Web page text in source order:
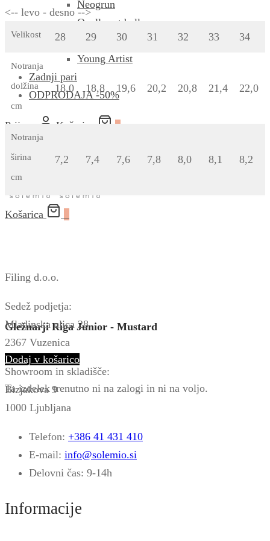
Neogrun
Quelle est belle
Rubens Barn
Young Artist
Zadnji pari
ODPRODAJA -50%
Prijava Košarica 0
Košarica
<-- levo - desno -->
Velikost 28 29 30 31 32 33 34
Notranja
dolžina
cm
18,0 18,8 19,6 20,2 20,8 21,4 22,0
Notranja
širina
cm
7,2 7,4 7,6 7,8 8,0 8,1 8,2
Gležnarji Riga Junior - Mustard
Dodaj v košarico
Ta izdelek trenutno ni na zalogi in ni na voljo.
Filing d.o.o.
Sedež podjetja:
Mladinska ulica 28
2367 Vuzenica
Showroom in skladišče:
Bizjakova 9
1000 Ljubljana
Telefon: +386 41 431 410
E-mail: info@solemio.si
Delovni čas: 9-14h
Informacije